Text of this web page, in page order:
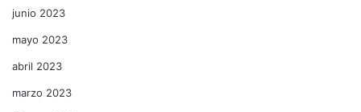
junio 2023
mayo 2023
abril 2023
marzo 2023